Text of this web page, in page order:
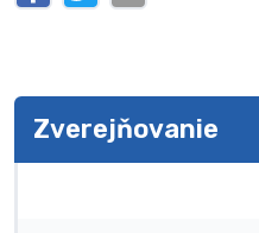
Zverejňovanie